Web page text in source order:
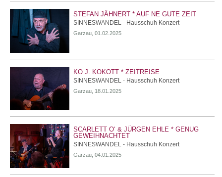
STEFAN JÄHNERT * AUF NE GUTE ZEIT
SINNESWANDEL - Hausschuh Konzert
Garzau, 01.02.2025
KO J. KOKOTT * ZEITREISE
SINNESWANDEL - Hausschuh Konzert
Garzau, 18.01.2025
SCARLETT O‘ & JÜRGEN EHLE * GENUG
GEWEIHNACHTET
SINNESWANDEL - Hausschuh Konzert
Garzau, 04.01.2025